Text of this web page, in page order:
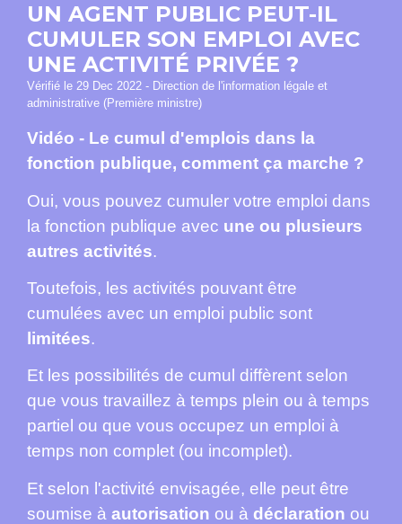
UN AGENT PUBLIC PEUT-IL
CUMULER SON EMPLOI AVEC
UNE ACTIVITÉ PRIVÉE ?
Vérifié le 29 Dec 2022 - Direction de l'information légale et
administrative (Première ministre)
Vidéo - Le cumul d'emplois dans la
fonction publique, comment ça marche ?
Oui, vous pouvez cumuler votre emploi dans
la fonction publique avec une ou plusieurs
autres activités.
Toutefois, les activités pouvant être
cumulées avec un emploi public sont
limitées.
Et les possibilités de cumul diffèrent selon
que vous travaillez à temps plein ou à temps
partiel ou que vous occupez un emploi à
temps non complet (ou incomplet).
Et selon l'activité envisagée, elle peut être
soumise à autorisation ou à déclaration ou